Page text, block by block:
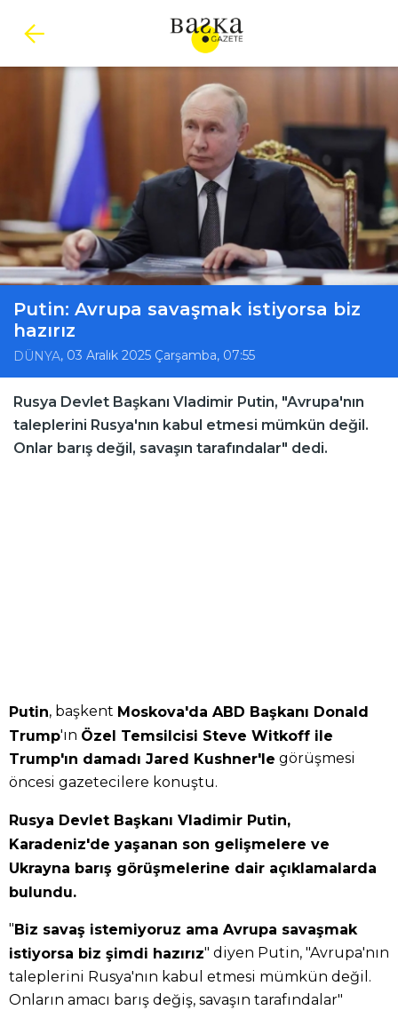
Putin: Avrupa savaşmak istiyorsa biz
hazırız
DÜNYA, 03 Aralık 2025 Çarşamba, 07:55
Rusya Devlet Başkanı Vladimir Putin, "Avrupa'nın
taleplerini Rusya'nın kabul etmesi mümkün değil.
Onlar barış değil, savaşın tarafındalar" dedi.
Putin, başkent Moskova'da ABD Başkanı Donald
Trump'ın Özel Temsilcisi Steve Witkoff ile
Trump'ın damadı Jared Kushner'le görüşmesi
öncesi gazetecilere konuştu.
Rusya Devlet Başkanı Vladimir Putin,
Karadeniz'de yaşanan son gelişmelere ve
Ukrayna barış görüşmelerine dair açıklamalarda
bulundu.
" Biz savaş istemiyoruz ama Avrupa savaşmak
istiyorsa biz şimdi hazırız" diyen Putin, "Avrupa'nın
taleplerini Rusya'nın kabul etmesi mümkün değil.
Onların amacı barış değiş, savaşın tarafındalar"